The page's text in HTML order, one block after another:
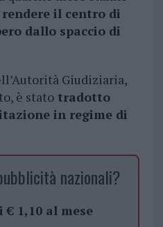
rendere il centro di
dallo spaccio di
Giudiziaria,
è statotradotto
in regime di
nazionali?
€ 1,10 al mese